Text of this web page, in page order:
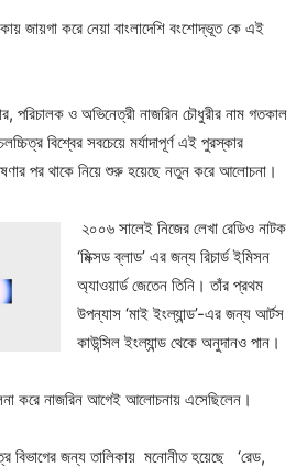
জায়গা করে নেয়া বাংলাদেশি বংশোদ্ভূত কে এই
পরিচালক ও অভিনেত্রী নাজরিন চৌধুরীর নাম গতকাল
বিশ্বের সবচেয়ে মর্যাদাপূর্ণ এই পুরস্কার
পর থাকে নিয়ে শুরু হয়েছে নতুন করে আলোচনা।
২০০৬ সালেই নিজের লেখা রেডিও নাটক
‘মিক্সড ব্লাড’ এর জন্য রিচার্ড ইমিসন
অ্যাওয়ার্ড জেতেন তিনি। তাঁর প্রথম
উপন্যাস ‘মাই ইংল্যান্ড’-এর জন্য আর্টস
কাউন্সিল ইংল্যান্ড থেকে অনুদানও পান।
করে নাজরিন আগেই আলোচনায় এসেছিলেন।‌
বিভাগের জন্য তালিকায় মনোনীত হয়েছে ‘রেড,